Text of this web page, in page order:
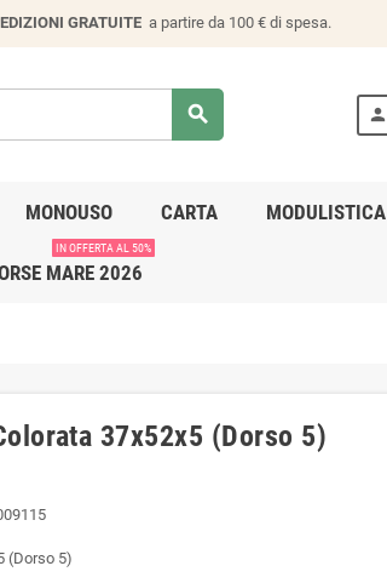
GRATUITE a partire da 100 € di spesa.
search person
MONOUSO CARTA MODULISTICA
MARE 2026
IN OFFERTA AL 50%
37x52x5 (Dorso 5)
(Dorso 5)